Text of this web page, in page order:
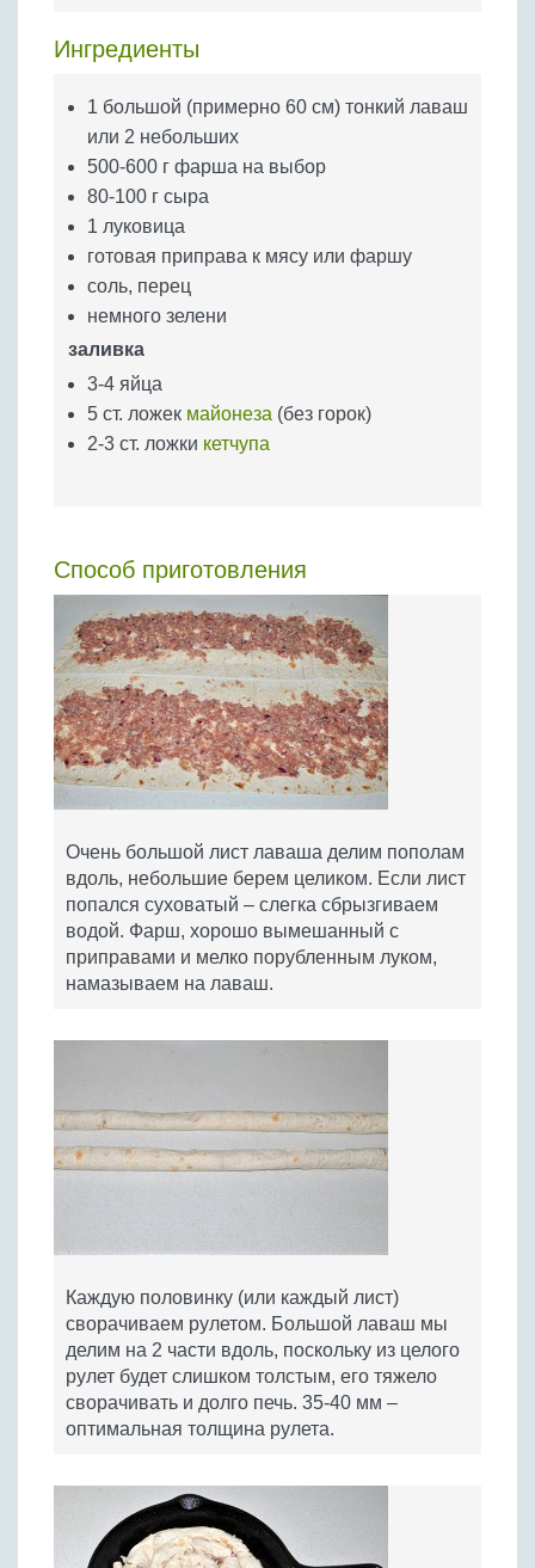
Яйца
Ингредиенты
1 большой (примерно 60 см) тонкий лаваш
или 2 небольших
500-600 г фарша на выбор
80-100 г сыра
1 луковица
готовая приправа к мясу или фаршу
соль, перец
немного зелени
заливка
3-4 яйца
5 ст. ложек майонеза (без горок)
2-3 ст. ложки кетчупа
Способ приготовления
Очень большой лист лаваша делим пополам
вдоль, небольшие берем целиком. Если лист
попался суховатый – слегка сбрызгиваем
водой. Фарш, хорошо вымешанный с
приправами и мелко порубленным луком,
намазываем на лаваш.
Каждую половинку (или каждый лист)
сворачиваем рулетом. Большой лаваш мы
делим на 2 части вдоль, поскольку из целого
рулет будет слишком толстым, его тяжело
сворачивать и долго печь. 35-40 мм –
оптимальная толщина рулета.